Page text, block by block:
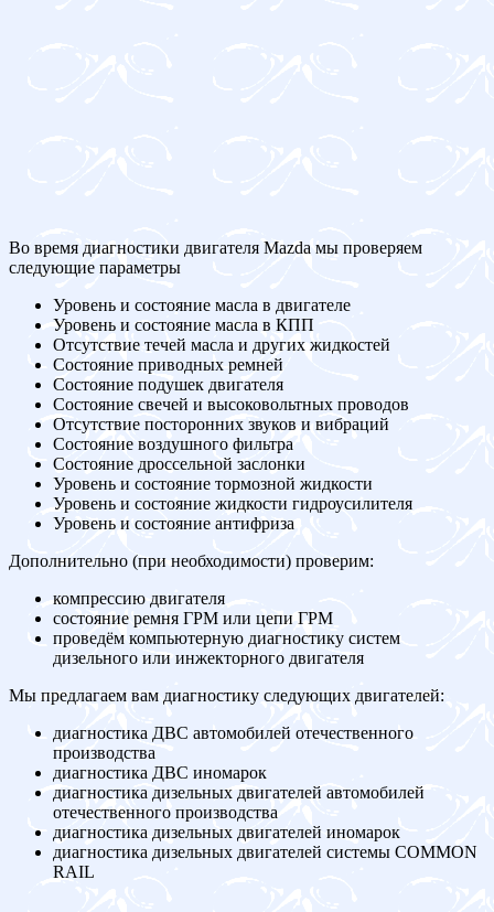
Во время диагностики двигателя Mazda мы проверяем
следующие параметры
Уровень и состояние масла в двигателе
Уровень и состояние масла в КПП
Отсутствие течей масла и других жидкостей
Состояние приводных ремней
Состояние подушек двигателя
Состояние свечей и высоковольтных проводов
Отсутствие посторонних звуков и вибраций
Состояние воздушного фильтра
Состояние дроссельной заслонки
Уровень и состояние тормозной жидкости
Уровень и состояние жидкости гидроусилителя
Уровень и состояние антифриза
Дополнительно (при необходимости) проверим:
компрессию двигателя
состояние ремня ГРМ или цепи ГРМ
проведём компьютерную диагностику систем
дизельного или инжекторного двигателя
Мы предлагаем вам диагностику следующих двигателей:
диагностика ДВС автомобилей отечественного
производства
диагностика ДВС иномарок
диагностика дизельных двигателей автомобилей
отечественного производства
диагностика дизельных двигателей иномарок
диагностика дизельных двигателей системы COMMON
RAIL